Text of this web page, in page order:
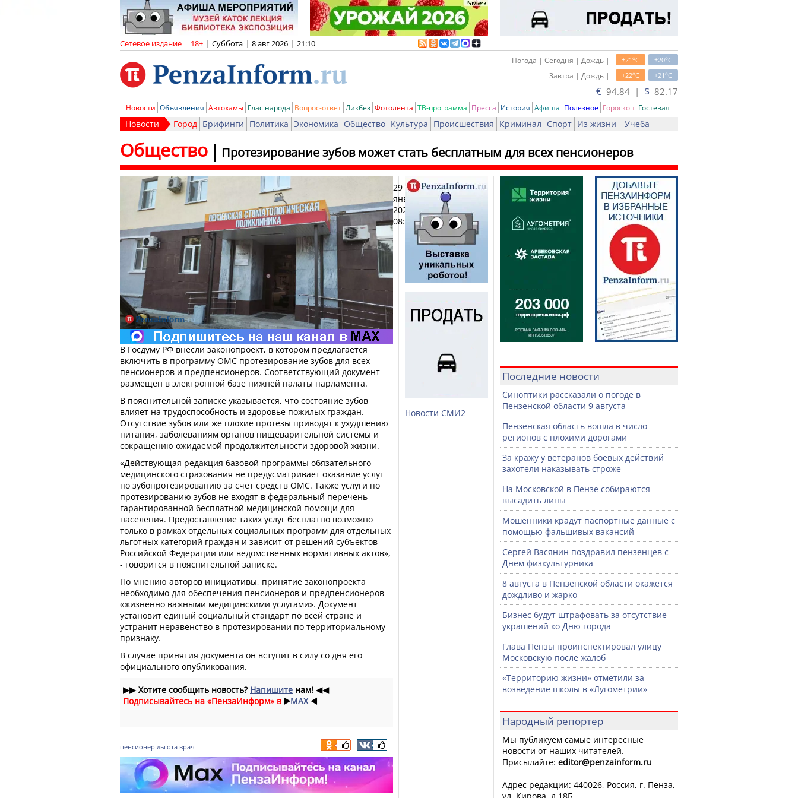
Сетевое издание | 18+ | Суббота | 8 авг 2026 | 21:10
+20oC
+21oC
Погода | Сегодня | Дождь |
+21oC
+22oC
Завтра | Дождь |
€ 94.84 | $ 82.17
Новости Объявления Автохамы Глас народа Вопрос-ответ Ликбез Фотолента ТВ-программа Пресса История Афиша Полезное Гороскоп Гостевая
Новости Город Брифинги Политика Экономика Общество Культура Происшествия Криминал Спорт Из жизни Учеба
Протезирование зубов может стать бесплатным для всех пенсионеров
Общество
29
января
2026,
08:42
Печать
В Госдуму РФ внесли законопроект, в котором предлагается
включить в программу ОМС протезирование зубов для всех
пенсионеров и предпенсионеров. Соответствующий документ
размещен в электронной базе нижней палаты парламента.
В пояснительной записке указывается, что состояние зубов
влияет на трудоспособность и здоровье пожилых граждан.
Отсутствие зубов или же плохие протезы приводят к ухудшению
питания, заболеваниям органов пищеварительной системы и
сокращению ожидаемой продолжительности здоровой жизни.
«Действующая редакция базовой программы обязательного
медицинского страхования не предусматривает оказание услуг
по зубопротезированию за счет средств ОМС. Также услуги по
протезированию зубов не входят в федеральный перечень
гарантированной бесплатной медицинской помощи для
населения. Предоставление таких услуг бесплатно возможно
только в рамках отдельных социальных программ для отдельных
льготных категорий граждан и зависит от решений субъектов
Российской Федерации или ведомственных нормативных актов»,
- говорится в пояснительной записке.
По мнению авторов инициативы, принятие законопроекта
необходимо для обеспечения пенсионеров и предпенсионеров
«жизненно важными медицинскими услугами». Документ
установит единый социальный стандарт по всей стране и
устранит неравенство в протезировании по территориальному
признаку.
В случае принятия документа он вступит в силу со дня его
официального опубликования.
▶▶Хотите сообщить новость? Напишите нам! ◀◀
Подписывайтесь на «ПензаИнформ» в ▶️MAX ◀️
пенсионер льгота врач
Новости СМИ2
Последние новости
Синоптики рассказали о погоде в
Пензенской области 9 августа
Пензенская область вошла в число
регионов с плохими дорогами
За кражу у ветеранов боевых действий
захотели наказывать строже
На Московской в Пензе собираются
высадить липы
Мошенники крадут паспортные данные с
помощью фальшивых вакансий
Сергей Васянин поздравил пензенцев с
Днем физкультурника
8 августа в Пензенской области окажется
дождливо и жарко
Бизнес будут штрафовать за отсутствие
украшений ко Дню города
Глава Пензы проинспектировал улицу
Московскую после жалоб
«Территорию жизни» отметили за
возведение школы в «Лугометрии»
Народный репортер
Мы публикуем самые интересные
новости от наших читателей.
Присылайте: editor@penzainform.ru
Адрес редакции: 440026, Россия, г. Пенза,